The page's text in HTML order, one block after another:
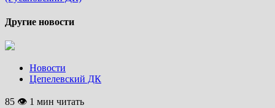
Другие новости
Новости
Цепелевский ДК
85 👁 1 мин читать